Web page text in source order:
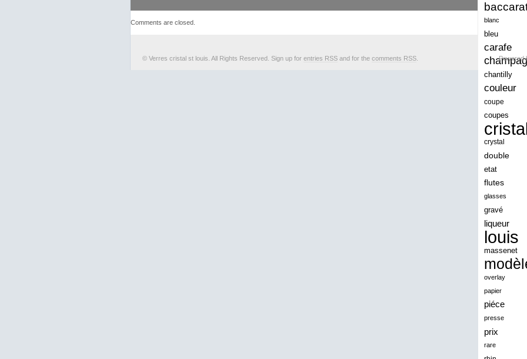
Comments are closed.
ancienne
anciennes
anciens
ancient
anecdotes
angeles
angoul
animaux
antique
antiquite
apollo
applaudis
arch
architecture
ariel
armonica
arta
blanc
bleu
carafe
chantilly
couleur
coupe
coupes
crystal
double
etat
flutes
glasses
gravé
liqueur
louis
massenet
overlay
papier
piéce
presse
prix
rare
© Verres cristal st louis. All Rights Reserved. Sign up for entries RSS and for the comments RSS Powered